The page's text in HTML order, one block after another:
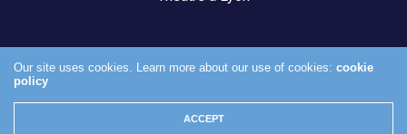
Mentions légales
Our site uses cookies. Learn more about our use of cookies:cookie
policy
ACCEPT